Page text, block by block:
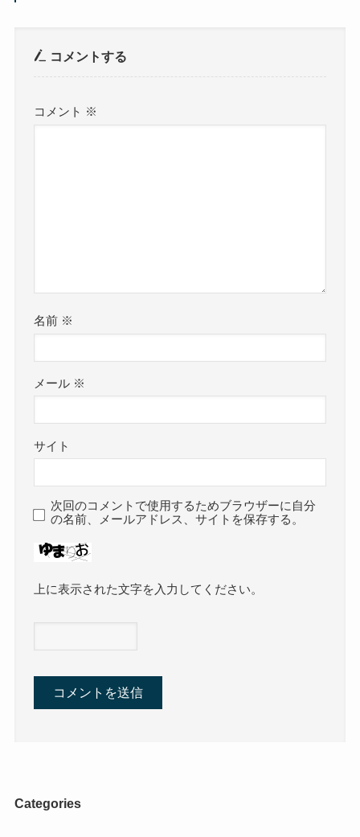
コメントする
コメント ※
名前 ※
メール ※
サイト
次回のコメントで使用するためブラウザーに自分
の名前、メールアドレス、サイトを保存する。
上に表示された文字を入力してください。
Categories